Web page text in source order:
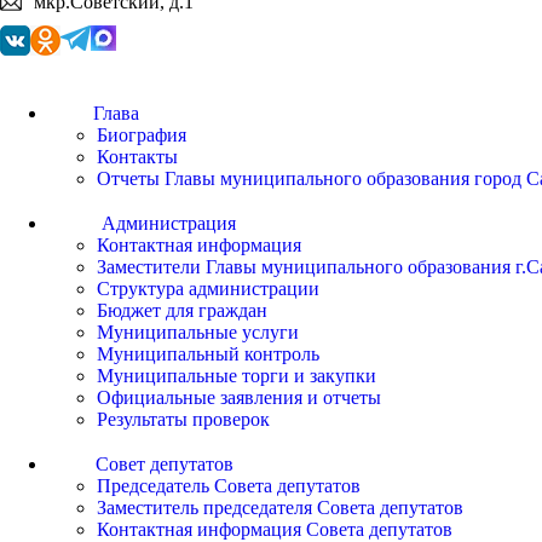
Глава
Биография
Контакты
Отчеты Главы муниципального образования город
Администрация
Контактная информация
Заместители Главы муниципального образования
Структура администрации
Бюджет для граждан
Муниципальные услуги
Муниципальный контроль
Муниципальные торги и закупки
Официальные заявления и отчеты
Результаты проверок
Совет депутатов
Председатель Совета депутатов
Заместитель председателя Совета депутатов
Контактная информация Совета депутатов